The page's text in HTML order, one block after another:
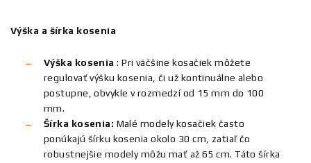
Výška a šírka kosenia
Výška kosenia : Pri väčšine kosačiek môžete
regulovať výšku kosenia, či už kontinuálne alebo
postupne, obvykle v rozmedzí od 15 mm do 100
mm.
Šírka kosenia: Malé modely kosačiek často
ponúkajú šírku kosenia okolo 30 cm, zatiaľ čo
robustnejšie modely môžu mať až 65 cm. Táto šírka